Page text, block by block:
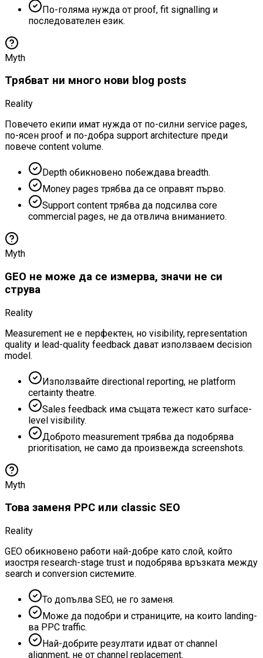
По-голяма нужда от proof, fit signalling и
последователен език.
Myth
Трябват ни много нови blog posts
Reality
Повечето екипи имат нужда от по-силни service pages,
по-ясен proof и по-добра support architecture преди
повече content volume.
Depth обикновено побеждава breadth.
Money pages трябва да се оправят първо.
Support content трябва да подсилва core
commercial pages, не да отвлича вниманието.
Myth
GEO не може да се измерва, значи не си
струва
Reality
Measurement не е перфектен, но visibility, representation
quality и lead-quality feedback дават използваем decision
model.
Използвайте directional reporting, не platform
certainty theatre.
Sales feedback има същата тежест като surface-
level visibility.
Доброто measurement трябва да подобрява
prioritisation, не само да произвежда screenshots.
Myth
Това заменя PPC или classic SEO
Reality
GEO обикновено работи най-добре като слой, който
изостря research-stage trust и подобрява връзката между
search и conversion системите.
То допълва SEO, не го заменя.
Може да подобри и страниците, на които landing-
ва PPC traffic.
Най-добрите резултати идват от channel
alignment, не от channel replacement.